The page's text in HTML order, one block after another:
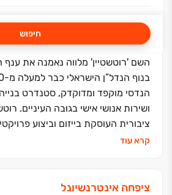
חיפוש
השם 'רוטשטיין' מלווה נאמנה את ענף
הנדסי מוקפד ומדוקדק, סטנדרט
ושירות אנושי אישי בגובה העיניים.
ציבורית העוסקת בייזום וביצוע
ועבודות הנדסיות מורכבות ברחבי
קרא עוד
ציפחה אינטרנשיונל